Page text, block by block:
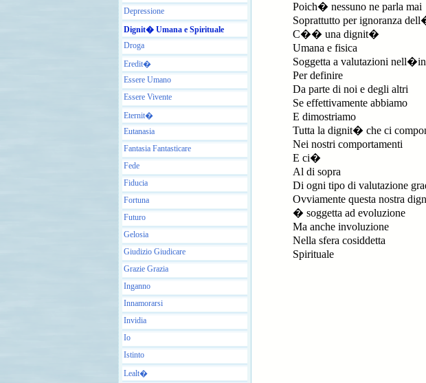
Depressione
Dignit� Umana e Spirituale
Droga
Eredit�
Essere Umano
Essere Vivente
Eternit�
Eutanasia
Fantasia Fantasticare
Fede
Fiducia
Fortuna
Futuro
Gelosia
Giudizio Giudicare
Grazie Grazia
Inganno
Innamorarsi
Invidia
Io
Istinto
Lealt�
Poich� nessuno ne parla mai
Soprattutto per ignoranza
C�� una dignit�
Umana e fisica
Soggetta a valutazioni
Per definire
Da parte di noi e degli altri
Se effettivamente abbiamo
E dimostriamo
Tutta la dignit� che ci
Nei nostri comportamenti
E ci�
Al di sopra
Di ogni tipo di valutazione
Ovviamente questa nostra
� soggetta ad evoluzione
Ma anche involuzione
Nella sfera cosiddetta
Spirituale